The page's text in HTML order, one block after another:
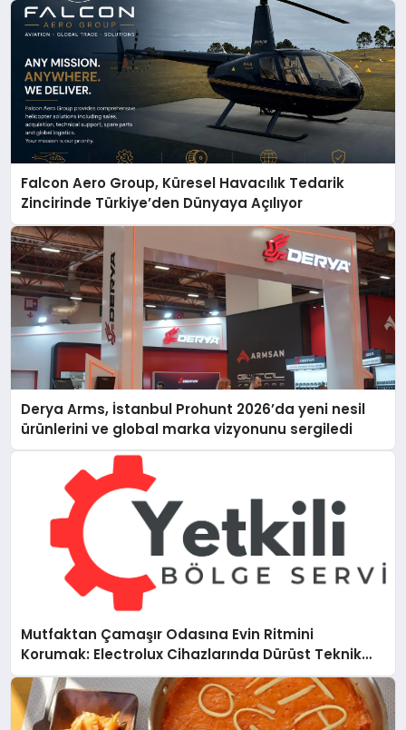
Falcon Aero Group, Küresel Havacılık Tedarik
Zincirinde Türkiye’den Dünyaya Açılıyor
Derya Arms, İstanbul Prohunt 2026’da yeni nesil
ürünlerini ve global marka vizyonunu sergiledi
Mutfaktan Çamaşır Odasına Evin Ritmini
Korumak: Electrolux Cihazlarında Dürüst Teknik
Destek Deneyimi